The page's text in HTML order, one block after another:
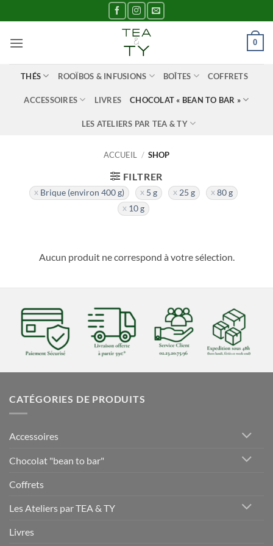
au
contenu
0
THÉS ROOÏBOS & INFUSIONS BOÎTES COFFRETS
ACCESSOIRES LIVRES CHOCOLAT « BEAN TO BAR »
LES ATELIERS PAR TEA & TY
ACCUEIL / SHOP
FILTRER
Brique (environ 400 g) 5 g 25 g
80 g
10 g
Aucun produit ne correspond à votre sélection.
CATÉGORIES DE PRODUITS
Accessoires
Chocolat "bean to bar"
Coffrets
Les Ateliers par TEA & TY
Livres